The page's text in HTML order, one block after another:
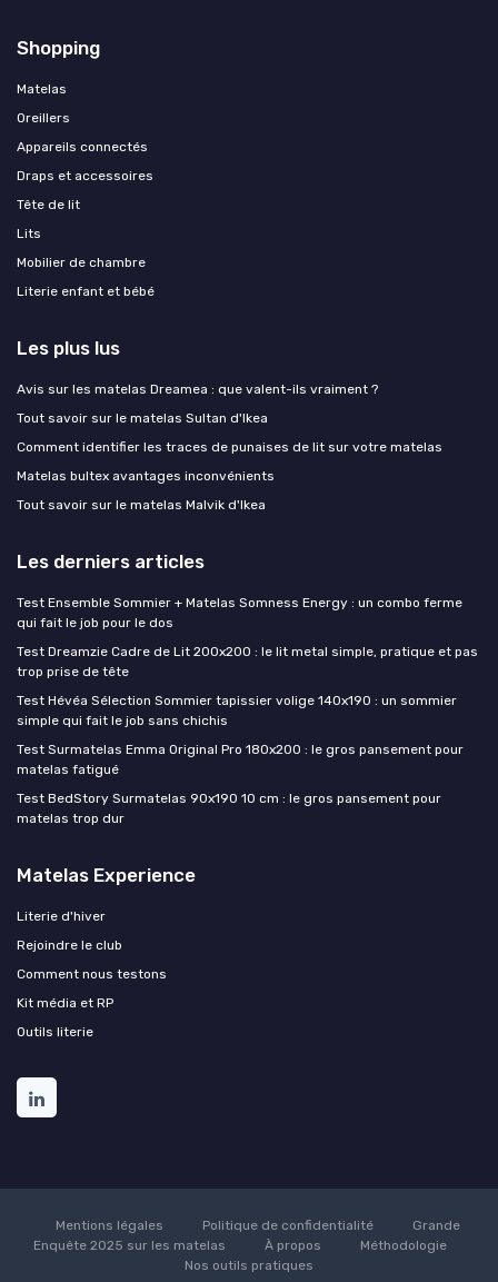
Shopping
Matelas
Oreillers
Appareils connectés
Draps et accessoires
Tête de lit
Lits
Mobilier de chambre
Literie enfant et bébé
Les plus lus
Avis sur les matelas Dreamea : que valent-ils vraiment ?
Tout savoir sur le matelas Sultan d'Ikea
Comment identifier les traces de punaises de lit sur votre matelas
Matelas bultex avantages inconvénients
Tout savoir sur le matelas Malvik d'Ikea
Les derniers articles
Test Ensemble Sommier + Matelas Somness Energy : un combo ferme
qui fait le job pour le dos
Test Dreamzie Cadre de Lit 200x200 : le lit metal simple, pratique et pas
trop prise de tête
Test Hévéa Sélection Sommier tapissier volige 140x190 : un sommier
simple qui fait le job sans chichis
Test Surmatelas Emma Original Pro 180x200 : le gros pansement pour
matelas fatigué
Test BedStory Surmatelas 90x190 10 cm : le gros pansement pour
matelas trop dur
Matelas Experience
Literie d'hiver
Rejoindre le club
Comment nous testons
Kit média et RP
Outils literie
Mentions légales Politique de confidentialité
Grande
Enquête 2025 sur les matelas
À propos
Méthodologie
Nos outils pratiques